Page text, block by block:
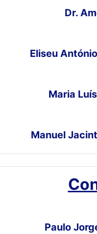
Dr.
Eliseu
Maria
Manuel
Paulo